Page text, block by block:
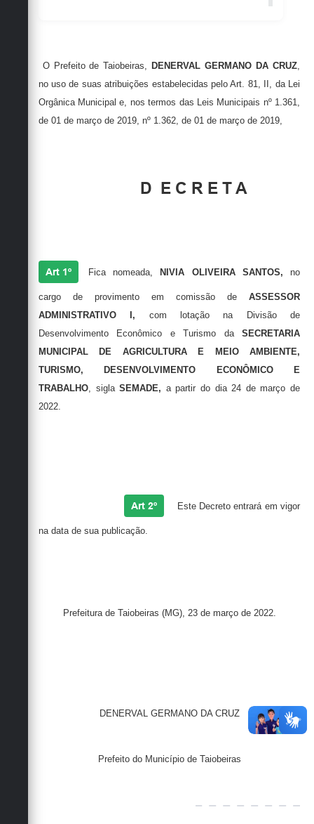
Links
O Prefeito de Taiobeiras,DENERVAL GERMANO DA CRUZ
no uso de suas atribuições estabelecidas pelo Art. 81, II, da Lei
Orgânica Municipal e, nos termos das Leis Municipais nº 1.361,
de 01 de março de 2019, nº 1.362, de 01 de março de 2019,
D E C R E T A
Art 1º Fica nomeada,NIVIA OLIVEIRA SANTOS, no
cargo de provimento em comissão de ASSESSOR
ADMINISTRATIVO I, com lotação na Divisão de
Desenvolvimento Econômico e Turismo da SECRETARIA
MUNICIPAL DE AGRICULTURA E MEIO AMBIENTE,
TURISMO, DESENVOLVIMENTO ECONÔMICO E
TRABALHO , siglaSEMADE, a partir do dia 24 de março de
2022.
Art 2º Este Decreto entrará em vigor
na data de sua publicação.
Prefeitura de Taiobeiras (MG), 23 de março de 2022.
DENERVAL GERMANO DA CRUZ
Prefeito do Município de Taiobeiras